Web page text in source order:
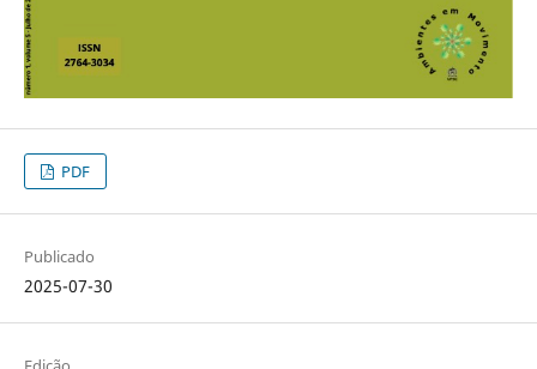
PDF
Publicado
2025-07-30